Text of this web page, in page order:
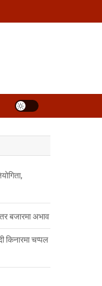
बजारमा अभाव
किनारमा चप्पल